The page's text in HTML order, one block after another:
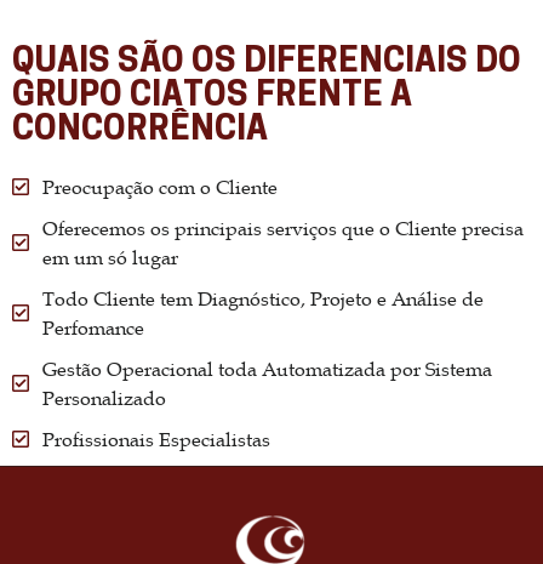
QUAIS SÃO OS DIFERENCIAIS DO
GRUPO CIATOS FRENTE A
CONCORRÊNCIA
Preocupação com o Cliente
Oferecemos os principais serviços que o Cliente precisa
em um só lugar
Todo Cliente tem Diagnóstico, Projeto e Análise de
Perfomance
Gestão Operacional toda Automatizada por Sistema
Personalizado
Profissionais Especialistas